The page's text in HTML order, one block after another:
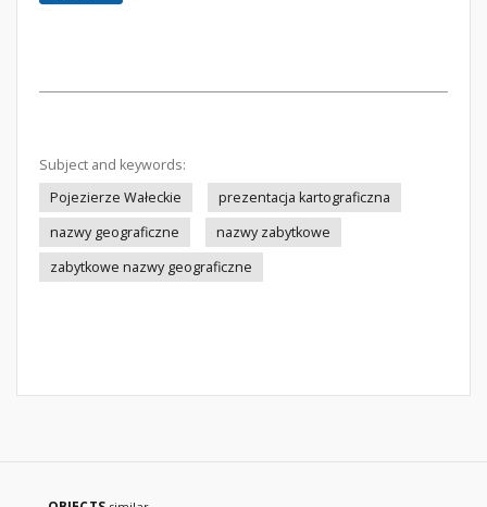
Subject and keywords:
Pojezierze Wałeckie
prezentacja kartograficzna
nazwy geograficzne
nazwy zabytkowe
zabytkowe nazwy geograficzne